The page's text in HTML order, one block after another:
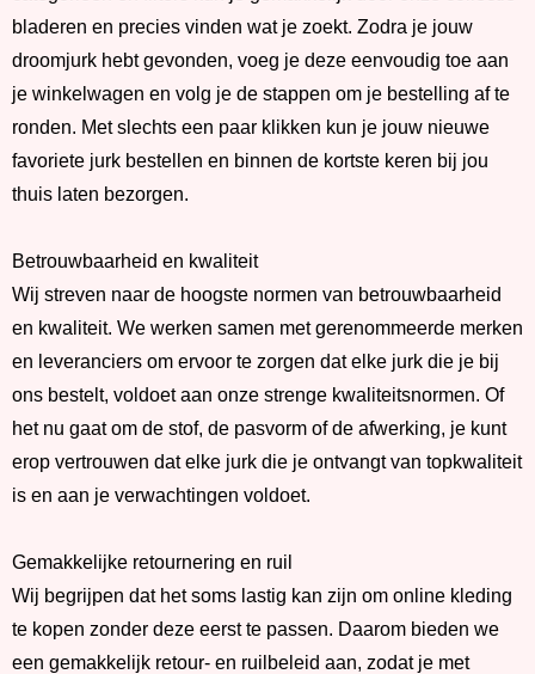
bladeren en precies vinden wat je zoekt. Zodra je jouw
droomjurk hebt gevonden, voeg je deze eenvoudig toe aan
je winkelwagen en volg je de stappen om je bestelling af te
ronden. Met slechts een paar klikken kun je jouw nieuwe
favoriete jurk bestellen en binnen de kortste keren bij jou
thuis laten bezorgen.
Betrouwbaarheid en kwaliteit
Wij streven naar de hoogste normen van betrouwbaarheid
en kwaliteit. We werken samen met gerenommeerde merken
en leveranciers om ervoor te zorgen dat elke jurk die je bij
ons bestelt, voldoet aan onze strenge kwaliteitsnormen. Of
het nu gaat om de stof, de pasvorm of de afwerking, je kunt
erop vertrouwen dat elke jurk die je ontvangt van topkwaliteit
is en aan je verwachtingen voldoet.
Gemakkelijke retournering en ruil
Wij begrijpen dat het soms lastig kan zijn om online kleding
te kopen zonder deze eerst te passen. Daarom bieden we
een gemakkelijk retour- en ruilbeleid aan, zodat je met